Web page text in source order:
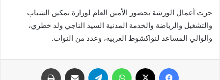
جرت أعمال الورشة بحضور الأمين العام لوزارة تمكين الشباب
والتشغيل والرياضة والخدمة المدنية السيد الناجي ولد خطري،
والوالي المساعد لنواكشوط الغربية، وعدد من النواب.
فيسبوك واتساب تيلقرام مشاركة عبر البريد